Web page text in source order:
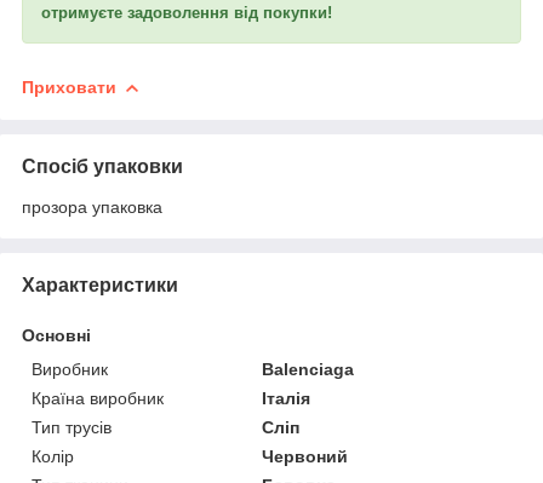
отримуєте задоволення від покупки!
Приховати
Спосіб упаковки
прозора упаковка
Характеристики
Основні
Виробник
Balenciaga
Країна виробник
Італія
Тип трусів
Сліп
Колір
Червоний